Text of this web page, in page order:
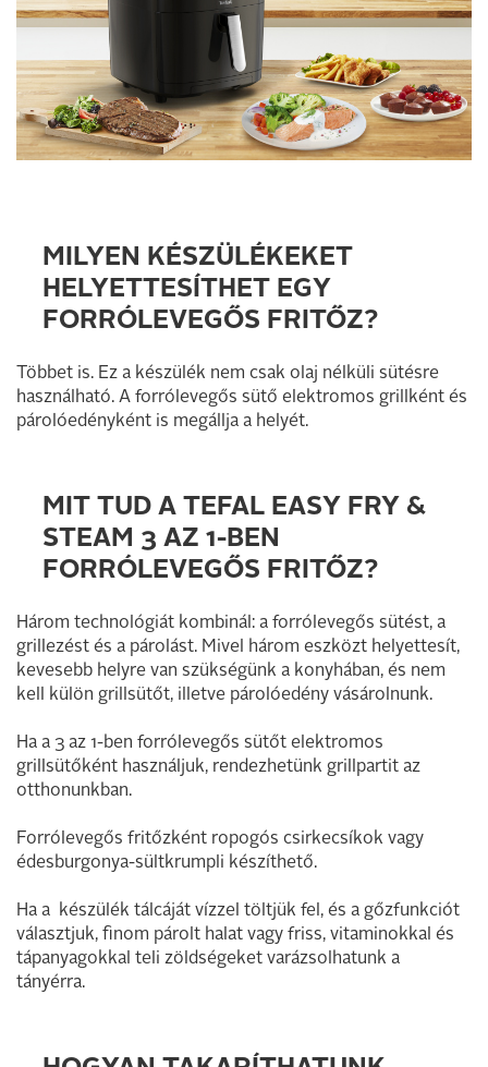
MILYEN KÉSZÜLÉKEKET
HELYETTESÍTHET EGY
FORRÓLEVEGŐS FRITŐZ?
Többet is. Ez a készülék nem csak olaj nélküli sütésre
használható. A forrólevegős sütő elektromos grillként és
párolóedényként is megállja a helyét.
MIT TUD A TEFAL EASY FRY &
STEAM 3 AZ 1-BEN
FORRÓLEVEGŐS FRITŐZ?
Három technológiát kombinál: a forrólevegős sütést, a
grillezést és a párolást. Mivel három eszközt helyettesít,
kevesebb helyre van szükségünk a konyhában, és nem
kell külön grillsütőt, illetve párolóedény vásárolnunk.
Ha a 3 az 1-ben forrólevegős sütőt elektromos
grillsütőként használjuk, rendezhetünk grillpartit az
otthonunkban.
Forrólevegős fritőzként ropogós csirkecsíkok vagy
édesburgonya-sültkrumpli készíthető.
Ha a készülék tálcáját vízzel töltjük fel, és a gőzfunkciót
választjuk, finom párolt halat vagy friss, vitaminokkal és
tápanyagokkal teli zöldségeket varázsolhatunk a
tányérra.